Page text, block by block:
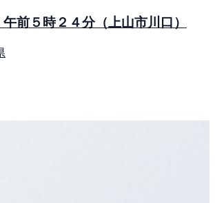
前５時２４分（上山市川口）